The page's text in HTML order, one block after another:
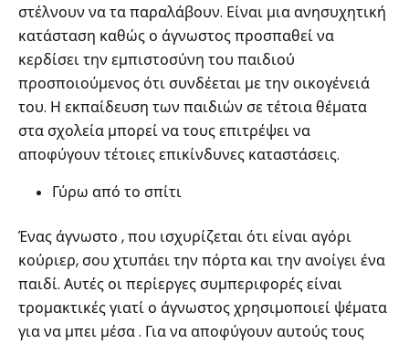
στέλνουν να τα παραλάβουν. Είναι μια ανησυχητική
κατάσταση καθώς ο άγνωστος προσπαθεί να
κερδίσει την εμπιστοσύνη του παιδιού
προσποιούμενος ότι συνδέεται με την οικογένειά
του. Η εκπαίδευση των παιδιών σε τέτοια θέματα
στα σχολεία μπορεί να τους επιτρέψει να
αποφύγουν τέτοιες επικίνδυνες καταστάσεις.
Γύρω από το σπίτι
Ένας άγνωστο , που ισχυρίζεται ότι είναι αγόρι
κούριερ, σου χτυπάει την πόρτα και την ανοίγει ένα
παιδί. Αυτές οι περίεργες συμπεριφορές είναι
τρομακτικές γιατί ο άγνωστος χρησιμοποιεί ψέματα
για να μπει μέσα . Για να αποφύγουν αυτούς τους